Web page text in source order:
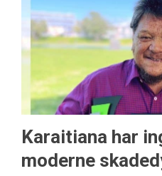
Karaitiana har
moderne